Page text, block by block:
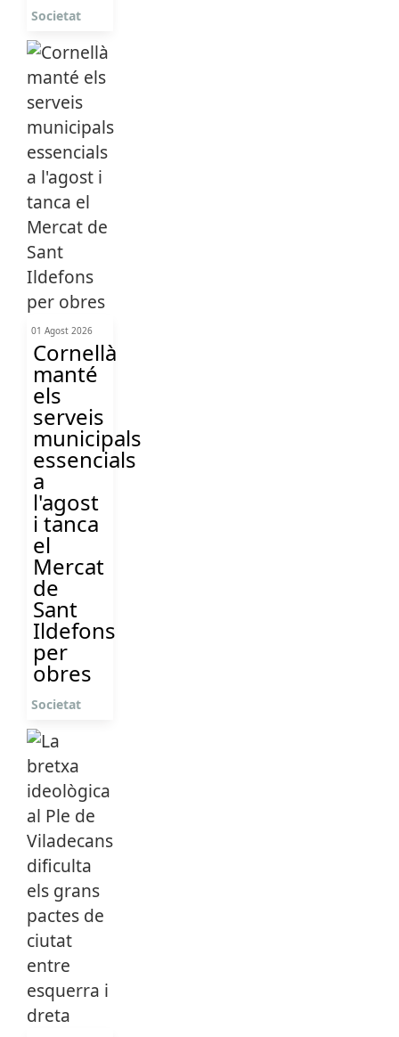
Societat
01 Agost 2026
Cornellà
manté
els
serveis
municipals
essencials
a
l'agost
i tanca
el
Mercat
de
Sant
Ildefons
per
obres
Societat